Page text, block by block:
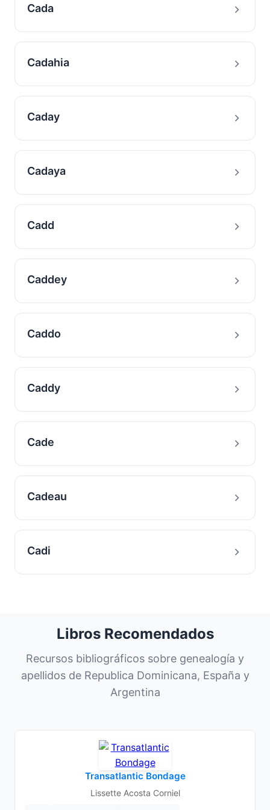
Cada
Cadahia
Caday
Cadaya
Cadd
Caddey
Caddo
Caddy
Cade
Cadeau
Cadi
Libros Recomendados
Recursos bibliográficos sobre genealogía y
apellidos de Republica Dominicana, España y
Argentina
Transatlantic Bondage
Lissette Acosta Corniel